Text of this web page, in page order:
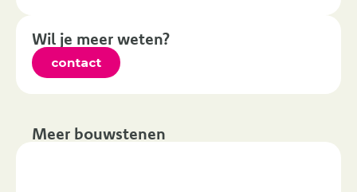
Wil je meer weten?
contact
Meer bouwstenen